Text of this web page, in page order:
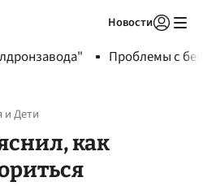
Новости
Проблемы с
и Дети
как